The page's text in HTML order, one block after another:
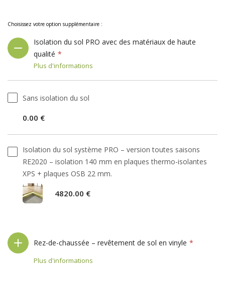
Choisissez votre option supplémentaire :
Isolation du sol PRO avec des matériaux de haute
qualité
Plus d'informations
Sans isolation du sol
0.00 €
Isolation du sol système PRO – version toutes saisons
RE2020 – isolation 140 mm en plaques thermo-isolantes
XPS + plaques OSB 22 mm.
4820.00 €
Rez-de-chaussée – revêtement de sol en vinyle
Plus d'informations